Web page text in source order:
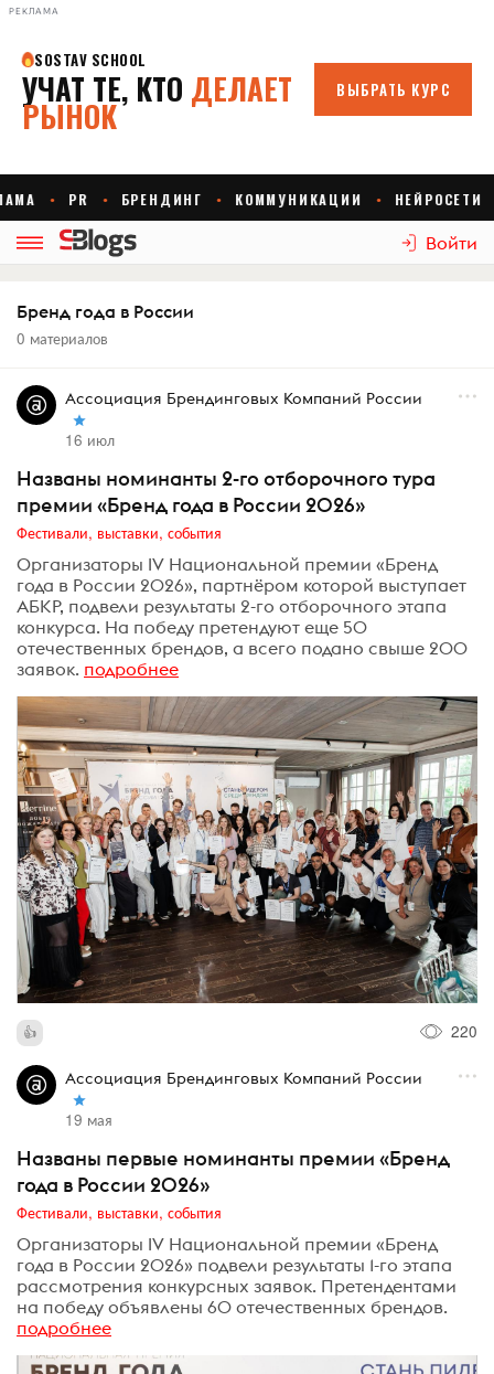
РЕКЛАМА
Войти
Бренд года в России
0 материалов
Ассоциация Брендинговых Компаний России
16 июл
Названы номинанты 2-го отборочного тура
премии «Бренд года в России 2026»
Фестивали, выставки, события
Организаторы IV Национальной премии «Бренд
года в России 2026», партнёром которой выступает
АБКР, подвели результаты 2-го отборочного этапа
конкурса. На победу претендуют еще 50
отечественных брендов, а всего подано свыше 200
заявок. подробнее
220
Ассоциация Брендинговых Компаний России
19 мая
Названы первые номинанты премии «Бренд
года в России 2026»
Фестивали, выставки, события
Организаторы IV Национальной премии «Бренд
года в России 2026» подвели результаты 1-го этапа
рассмотрения конкурсных заявок. Претендентами
на победу объявлены 60 отечественных брендов.
подробнее